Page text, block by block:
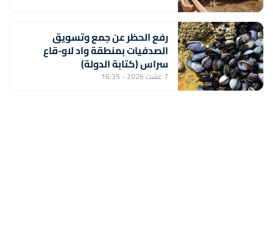
رفع الحظر عن جمع وتسويق
الصدفيات بمنطقة واد لاو-قاع
سراس (كتابة الدولة)
7 غشت 2026 - 16:35